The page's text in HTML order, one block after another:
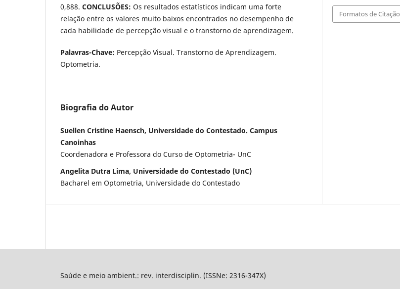
0,888. CONCLUSÕES: Os resultados estatísticos indicam uma forte
relação entre os valores muito baixos encontrados no desempenho de
cada habilidade de percepção visual e o transtorno de aprendizagem.
Palavras-Chave: Percepção Visual. Transtorno de Aprendizagem.
Optometria.
Biografia do Autor
Suellen Cristine Haensch, Universidade do Contestado. Campus
Canoinhas
Coordenadora e Professora do Curso de Optometria- UnC
Angelita Dutra Lima, Universidade do Contestado (UnC)
Bacharel em Optometria, Universidade do Contestado
Formatos de Citação
Saúde e meio ambient.: rev. interdisciplin. (ISSNe: 2316-347X)